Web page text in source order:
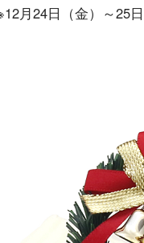
月24日（金）～25